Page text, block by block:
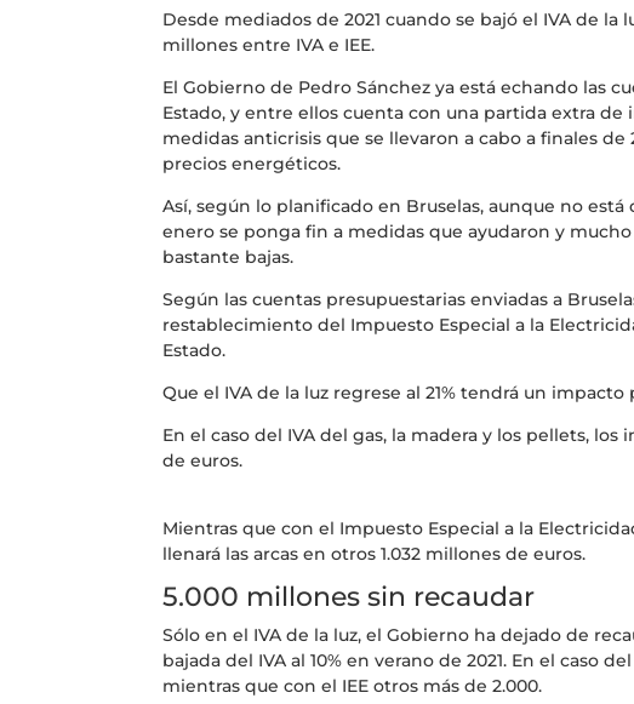
Desde mediados de 2021 cuando se bajó el IVA de la
millones entre IVA e IEE.
El Gobierno de Pedro Sánchez ya está echando las
Estado, y entre ellos cuenta con una partida extra
medidas anticrisis que se llevaron a cabo a finales de
precios energéticos.
Así, según lo planificado en Bruselas, aunque no
enero se ponga fin a medidas que ayudaron y
bastante bajas.
Según las cuentas presupuestarias enviadas a
restablecimiento del Impuesto Especial a la
Estado.
Que el IVA de la luz regrese al 21% tendrá un
En el caso del IVA del gas, la madera y los pellets,
de euros.
Mientras que con el Impuesto Especial a la
llenará las arcas en otros 1.032 millones de euros.
5.000 millones sin recaudar
Sólo en el IVA de la luz, el Gobierno ha dejado de
bajada del IVA al 10% en verano de 2021. En el caso
mientras que con el IEE otros más de 2.000.